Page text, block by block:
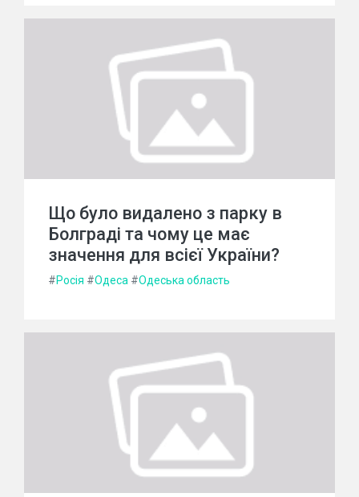
Що було видалено з парку в
Болграді та чому це має
значення для всієї України?
#Росія #Одеса #Одеська область